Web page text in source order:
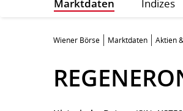
Marktdaten Indizes
Wiener Börse Marktdaten Aktien